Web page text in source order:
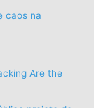
caos na
Are the